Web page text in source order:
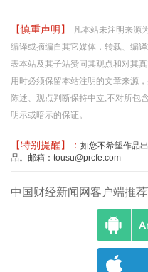
【慎重声明】
凡本站未注明来源
编译或摘编自其它媒体，转载、编
表本站及其子站赞同其观点和对其
用时必须保留本站注明的文章来源
陈述、观点判断保持中立,不对所包
明示或暗示的保证。
【特别提醒】： 如您不希望作品
品。邮箱：tousu@prcfe.com
中国财经新闻网客户端推